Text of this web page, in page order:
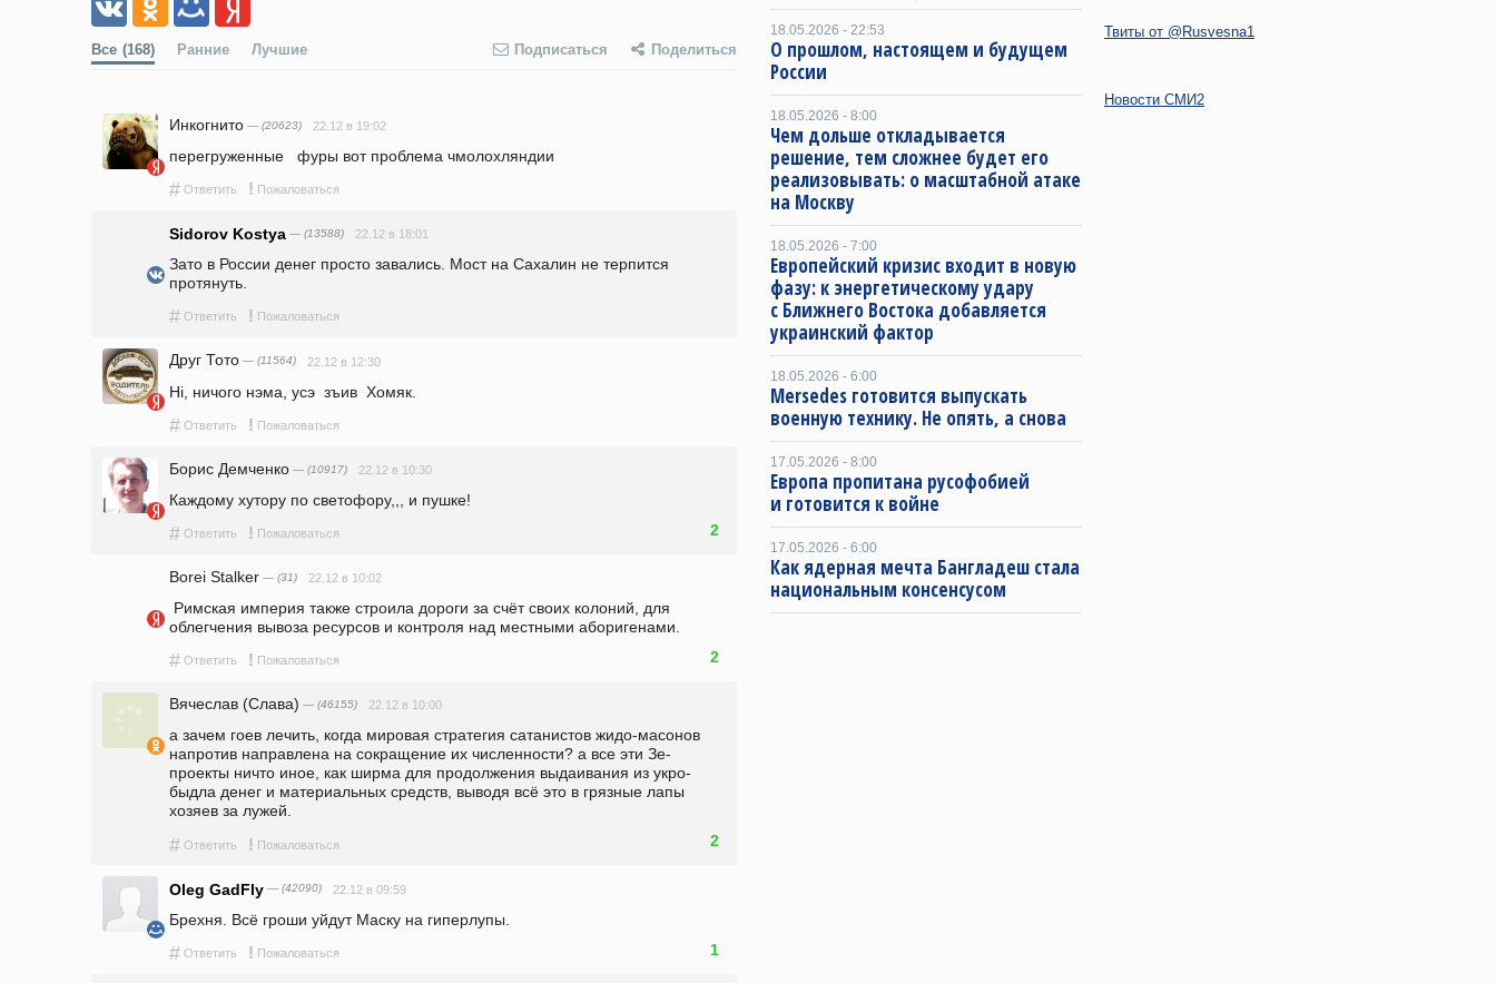
Все (168) Ранние Лучшие Подписаться Поделиться
Инкогнито — (20623) 22.12 в 19:02
перегруженные   фуры вот проблема чмолохляндии
# Ответить ! Пожаловаться
Sidorov Kostya — (13588) 22.12 в 18:01
Зато в России денег просто завались. Мост на Сахалин не терпится
протянуть.
# Ответить ! Пожаловаться
Друг Тото — (11564) 22.12 в 12:30
Нi, ничого нэма, усэ  зъив  Хомяк.
# Ответить ! Пожаловаться
Борис Демченко — (10917) 22.12 в 10:30
Каждому хутору по светофору,,, и пушке!
# Ответить ! Пожаловаться 2
Borei Stalker — (31) 22.12 в 10:02
облегчения вывоза ресурсов и контроля над местными аборигенами.
# Ответить ! Пожаловаться 2
Вячеслав (Слава) — (46155) 22.12 в 10:00
а зачем гоев лечить, когда мировая стратегия сатанистов жидо-масонов
напротив направлена на сокращение их численности? а все эти Зе-
проекты ничто иное, как ширма для продолжения выдаивания из укро-
быдла денег и материальных средств, выводя всё это в грязные лапы
хозяев за лужей.
# Ответить ! Пожаловаться 2
Oleg GadFly — (42090) 22.12 в 09:59
Брехня. Всё гроши уйдут Маску на гиперлупы.
# Ответить ! Пожаловаться 1
18.05.2026 - 22:53
О прошлом, настоящем и будущем
России
18.05.2026 - 8:00
Чем дольше откладывается
решение, тем сложнее будет его
реализовывать: о масштабной атаке
на Москву
18.05.2026 - 7:00
Европейский кризис входит в новую
фазу: к энергетическому удару
с Ближнего Востока добавляется
украинский фактор
18.05.2026 - 6:00
Mersedes готовится выпускать
военную технику. Не опять, а снова
17.05.2026 - 8:00
Европа пропитана русофобией
и готовится к войне
17.05.2026 - 6:00
Как ядерная мечта Бангладеш стала
национальным консенсусом
Твиты от @Rusvesna1
Новости СМИ2